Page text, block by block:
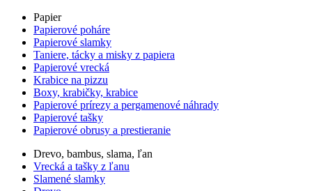
Papier
Papierové poháre
Papierové slamky
Taniere, tácky a misky z papiera
Papierové vrecká
Krabice na pizzu
Boxy, krabičky, krabice
Papierové prírezy a pergamenové náhrady
Papierové tašky
Papierové obrusy a prestieranie
Drevo, bambus, slama, ľan
Vrecká a tašky z ľanu
Slamené slamky